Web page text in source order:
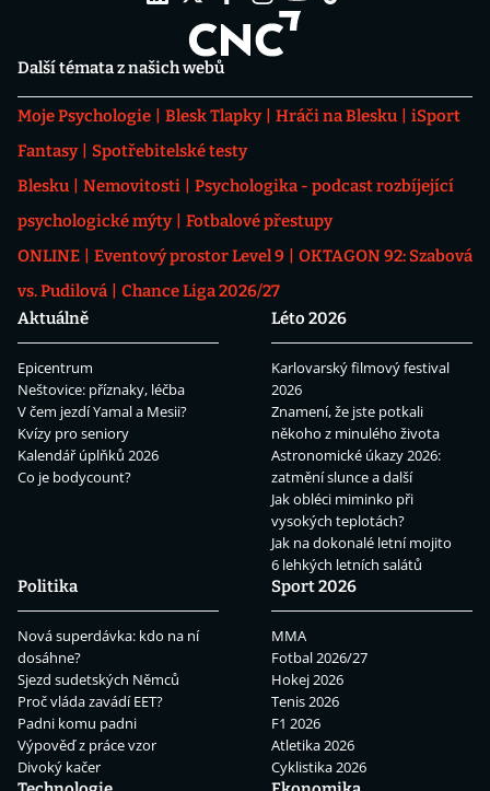
Další témata z našich webů
Moje Psychologie Blesk Tlapky Hráči na Blesku
iSport
Fantasy
Spotřebitelské testy
Blesku
Nemovitosti
Psychologika - podcast rozbíjející
psychologické mýty
Fotbalové přestupy
ONLINE
Eventový prostor Level 9
OKTAGON 92: Szabová
vs. Pudilová
Chance Liga 2026/27
Aktuálně
Epicentrum
Neštovice: příznaky, léčba
V čem jezdí Yamal a Mesii?
Kvízy pro seniory
Kalendář úplňků 2026
Co je bodycount?
Léto 2026
Karlovarský filmový festival
2026
Znamení, že jste potkali
někoho z minulého života
Astronomické úkazy 2026:
zatmění slunce a další
Jak obléci miminko při
vysokých teplotách?
Jak na dokonalé letní mojito
6 lehkých letních salátů
Politika
Nová superdávka: kdo na ní
dosáhne?
Sjezd sudetských Němců
Proč vláda zavádí EET?
Padni komu padni
Výpověď z práce vzor
Divoký kačer
Sport 2026
MMA
Fotbal 2026/27
Hokej 2026
Tenis 2026
F1 2026
Atletika 2026
Cyklistika 2026